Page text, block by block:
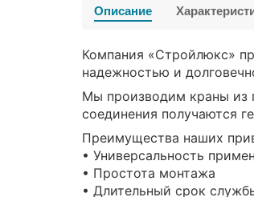
Описание
Компания «Стройлюкс»
надежностью и
Мы производим краны из
соединения получаются
Преимущества наших
• Универсальность
• Простота монтажа
• Длительный срок